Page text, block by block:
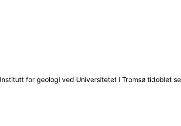
for geologi ved Universitetet i Tromsø tidoblet